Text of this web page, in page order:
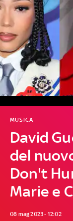
David
del
Don't
Marie e
MUSICA
08 mag 2023 - 12:02